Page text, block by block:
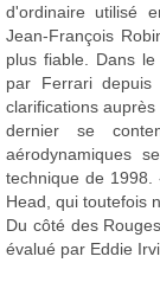
d'ordinaire utilisé
Jean-François
plus fiable. Dans
par Ferrari
clarifications
dernier se
aérodynamiques
technique de
Head, qui toutefois
Du côté des
évalué par Eddie